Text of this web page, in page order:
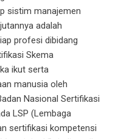
sistim manajemen
adalah
profesi dibidang
Skema
ikut serta
manusia oleh
Nasional Sertifikasi
LSP (Lembaga
sertifikasi kompetensi